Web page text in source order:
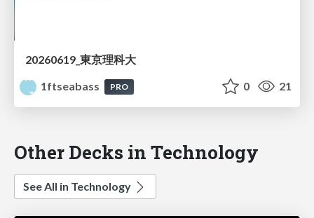
20260619_東京理科大
1ftseabass
PRO 0 21
Other Decks in Technology
See All in Technology